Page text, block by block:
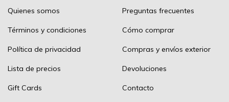
Quienes somos
Términos y condiciones
Política de privacidad
Lista de precios
Gift Cards
Preguntas frecuentes
Cómo comprar
Compras y envíos exterior
Devoluciones
Contacto